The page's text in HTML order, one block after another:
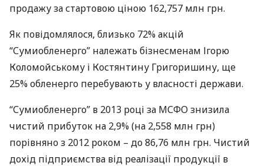
продажу за стартовою ціною 162,757 млн грн.
Як повідомлялося, близько 72% акцій
“Сумиобленерго” належать бізнесменам Ігорю
Коломойському і Костянтину Григоришину, ще
25% обленерго перебувають у власності держави.
“Сумиобленерго” в 2013 році за МСФО знизила
чистий прибуток на 2,9% (на 2,558 млн грн)
порівняно з 2012 роком – до 86,76 млн грн. Чистий
дохід підприємства від реалізації продукції в